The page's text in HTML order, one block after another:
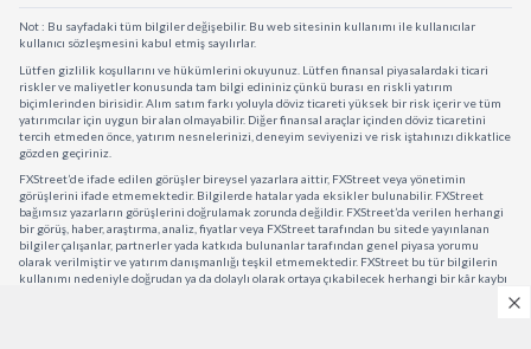
Not : Bu sayfadaki tüm bilgiler değişebilir. Bu web sitesinin kullanımı ile kullanıcılar
kullanıcı sözleşmesini kabul etmiş sayılırlar.
Lütfen gizlilik koşullarını ve hükümlerini okuyunuz. Lütfen finansal piyasalardaki ticari
riskler ve maliyetler konusunda tam bilgi edininiz çünkü burası en riskli yatırım
biçimlerinden birisidir. Alım satım farkı yoluyla döviz ticareti yüksek bir risk içerir ve tüm
yatırımcılar için uygun bir alan olmayabilir. Diğer finansal araçlar içinden döviz ticaretini
tercih etmeden önce, yatırım nesnelerinizi, deneyim seviyenizi ve risk iştahınızı dikkatlice
gözden geçiriniz.
FXStreet’de ifade edilen görüşler bireysel yazarlara aittir, FXStreet veya yönetimin
görüşlerini ifade etmemektedir. Bilgilerde hatalar yada eksikler bulunabilir. FXStreet
bağımsız yazarların görüşlerini doğrulamak zorunda değildir. FXStreet’da verilen herhangi
bir görüş, haber, araştırma, analiz, fiyatlar veya FXStreet tarafından bu sitede yayınlanan
bilgiler çalışanlar, partnerler yada katkıda bulunanlar tarafından genel piyasa yorumu
olarak verilmiştir ve yatırım danışmanlığı teşkil etmemektedir. FXStreet bu tür bilgilerin
kullanımı nedeniyle doğrudan ya da dolaylı olarak ortaya çıkabilecek herhangi bir kâr kaybı